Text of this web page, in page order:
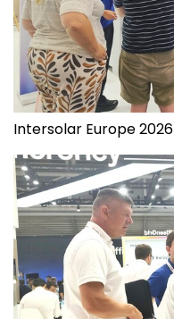
Intersolar Europe 2026